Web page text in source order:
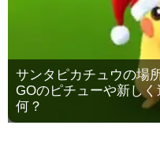
サンタピカチュウの場
GOのピチューや新し
何？